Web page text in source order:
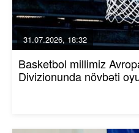
31.07.2026, 18:32
Basketbol millimiz
Divizionunda növbəti